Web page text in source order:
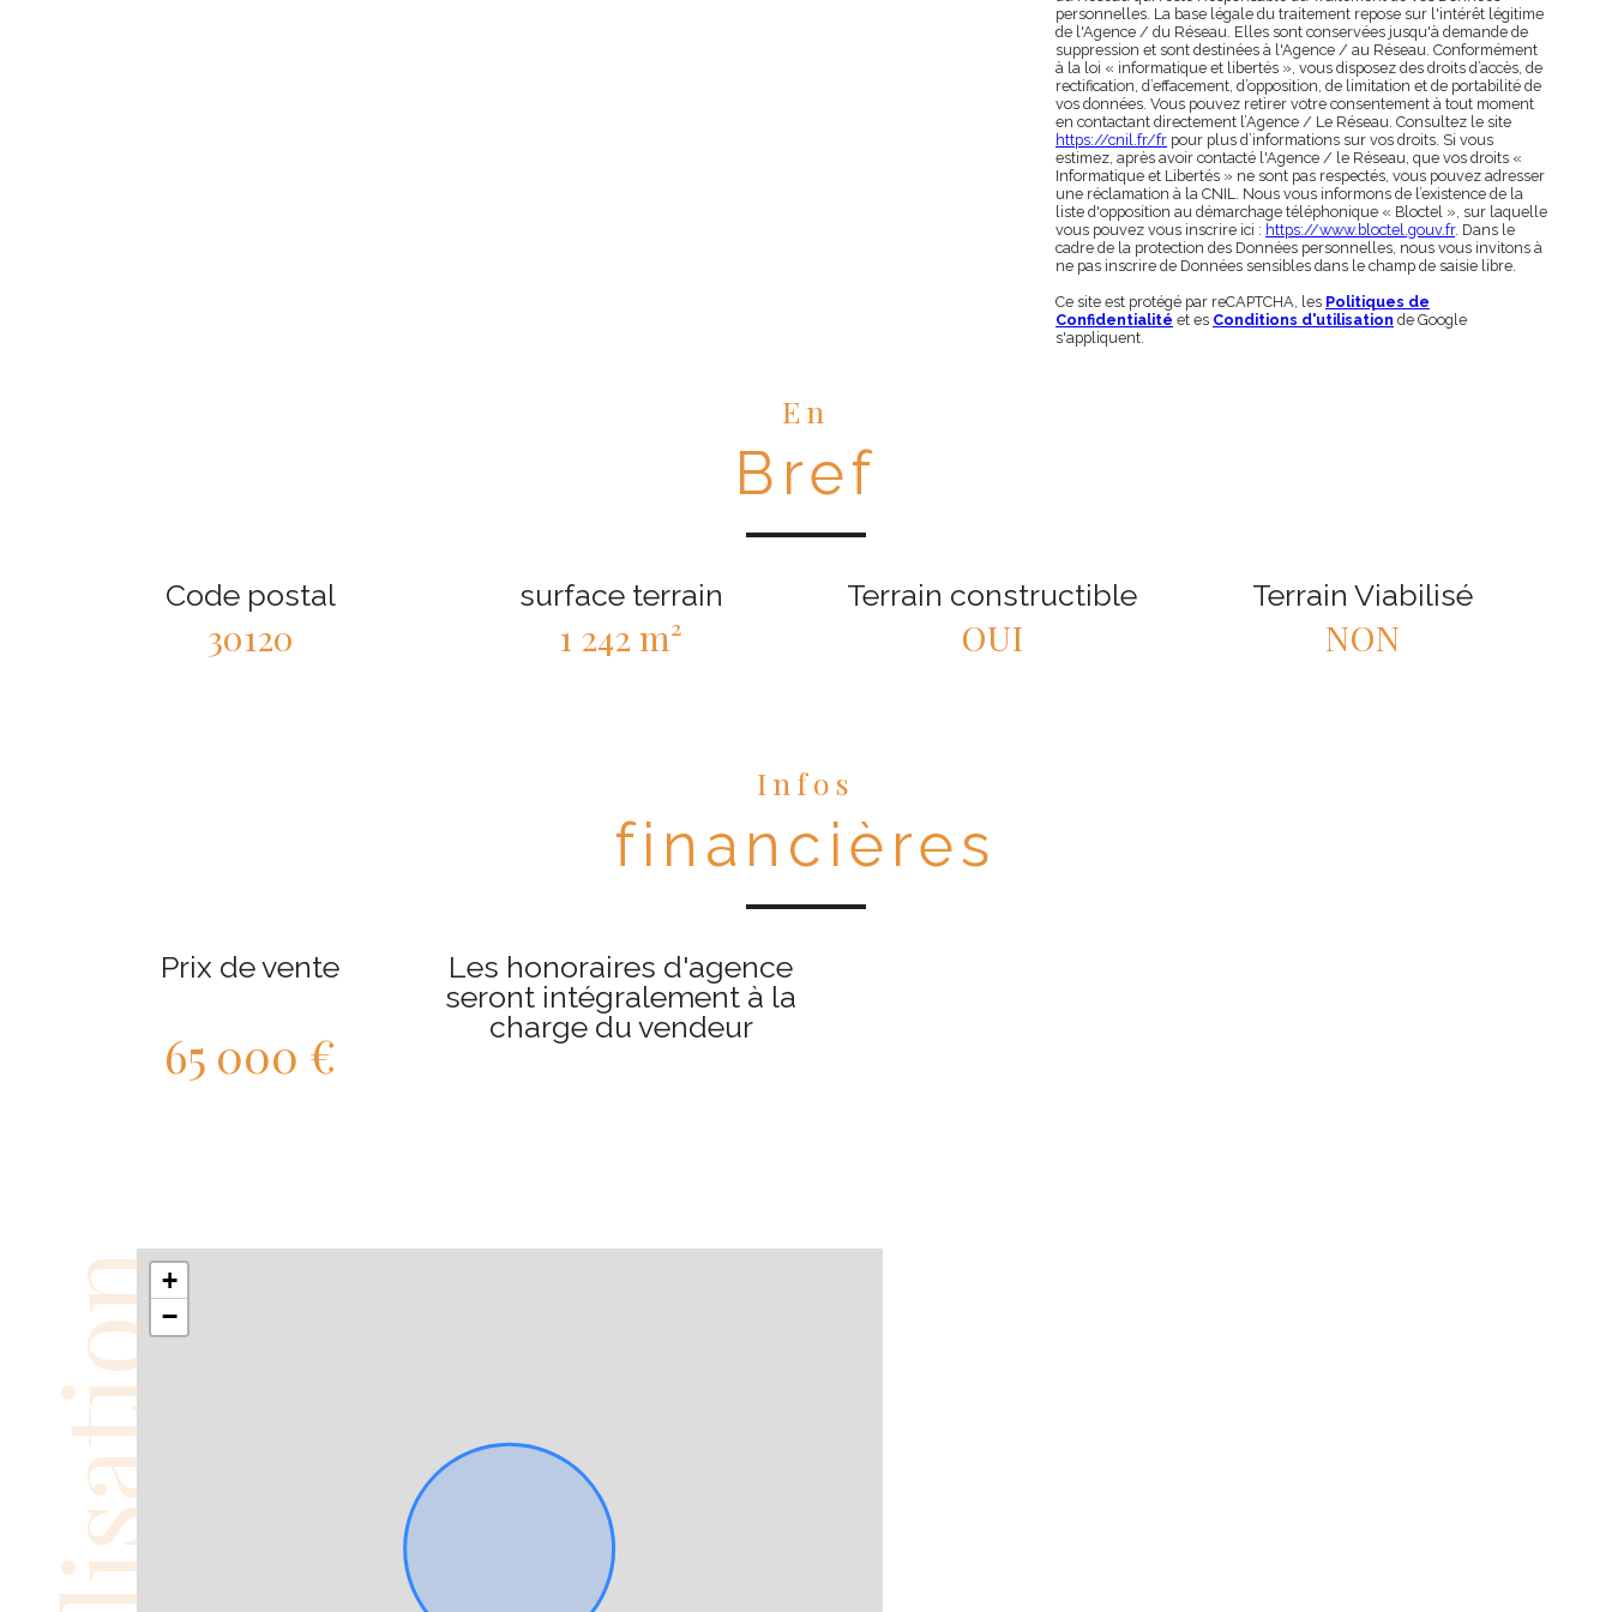
personnelles. La base légale du traitement repose sur l'intérêt légitime
de l'Agence / du Réseau. Elles sont conservées jusqu'à demande de
suppression et sont destinées à l'Agence / au Réseau. Conformément
à la loi « informatique et libertés », vous disposez des droits d’accès, de
rectification, d’effacement, d’opposition, de limitation et de portabilité de
vos données. Vous pouvez retirer votre consentement à tout moment
en contactant directement l’Agence / Le Réseau. Consultez le site
https://cnil.fr/fr pour plus d’informations sur vos droits. Si vous
estimez, après avoir contacté l'Agence / le Réseau, que vos droits «
Informatique et Libertés » ne sont pas respectés, vous pouvez adresser
une réclamation à la CNIL. Nous vous informons de l’existence de la
liste d'opposition au démarchage téléphonique « Bloctel », sur laquelle
vous pouvez vous inscrire ici : https://www.bloctel.gouv.fr. Dans le
cadre de la protection des Données personnelles, nous vous invitons à
ne pas inscrire de Données sensibles dans le champ de saisie libre.
Ce site est protégé par reCAPTCHA, les Politiques de
Confidentialité et es Conditions d'utilisation de Google
s'appliquent.
En
Bref
Code postal
30120
surface terrain
1 242 m²
Terrain constructible
OUI
Terrain Viabilisé
NON
Infos
financières
Prix de vente
65 000 €
Les honoraires d'agence
seront intégralement à la
charge du vendeur
+
−